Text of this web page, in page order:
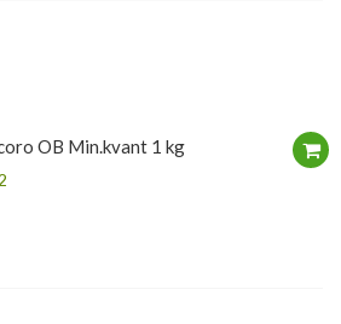
OB Min.kvant 1 kg